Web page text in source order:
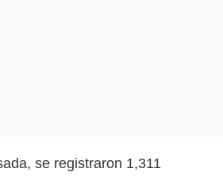
se registraron 1,311